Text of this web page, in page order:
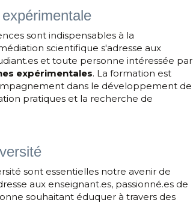
sont indispensables à la
scientifique s'adresse aux
et toute personne intéressée par
expérimentales
dans le développement de
pratiques et la recherche de
sont essentielles notre avenir de
aux enseignant.es, passionné.es de
souhaitant éduquer à travers des